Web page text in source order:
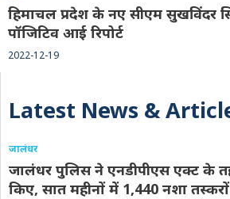
हिमाचल प्रदेश के नए सीएम सुखविंदर
पॉजिटिव आई रिपोर्ट
2022-12-19
Latest News &
जालंधर
जालंधर पुलिस ने एनडीपीएस एक्ट के
किए, सात महीनों में 1,440 नशा